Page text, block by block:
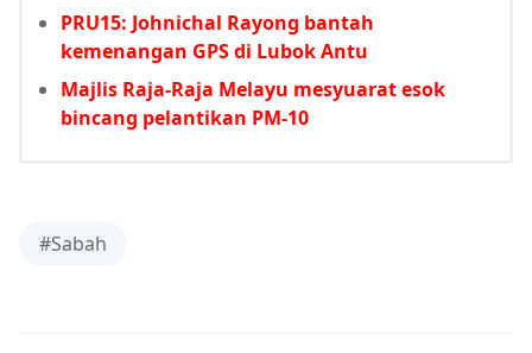
PRU15: Johnichal Rayong bantah
kemenangan GPS di Lubok Antu
Majlis Raja-Raja Melayu mesyuarat esok
bincang pelantikan PM-10
#Sabah